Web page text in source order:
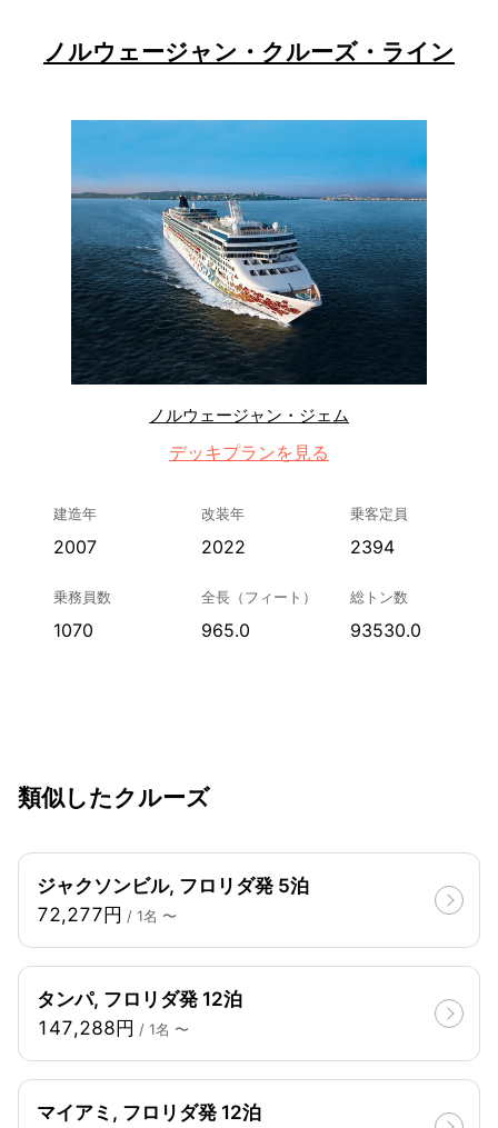
ノルウェージャン・クルーズ・ライン
ノルウェージャン・ジェム
デッキプランを見る
建造年
2007
改装年
2022
乗客定員
2394
乗務員数
1070
全長（フィート）
965.0
総トン数
93530.0
類似したクルーズ
ジャクソンビル, フロリダ発 5泊
72,277円 / 1名 〜
タンパ, フロリダ発 12泊
147,288円 / 1名 〜
マイアミ, フロリダ発 12泊